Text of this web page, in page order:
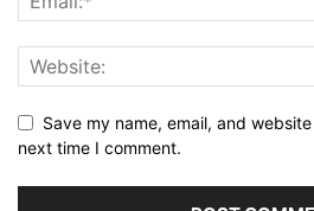
Save my name, email, and
next time I comment.